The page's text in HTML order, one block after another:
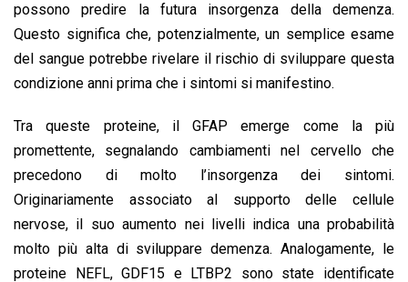
possono predire la futura insorgenza della demenza.
Questo significa che, potenzialmente, un semplice esame
del sangue potrebbe rivelare il rischio di sviluppare questa
condizione anni prima che i sintomi si manifestino.
Tra queste proteine, il GFAP emerge come la più
promettente, segnalando cambiamenti nel cervello che
precedono di molto l’insorgenza dei sintomi.
Originariamente associato al supporto delle cellule
nervose, il suo aumento nei livelli indica una probabilità
molto più alta di sviluppare demenza. Analogamente, le
proteine NEFL, GDF15 e LTBP2 sono state identificate